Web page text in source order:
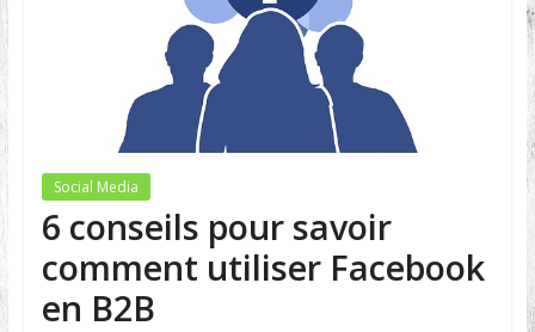
Social Media
6 conseils pour savoir
comment utiliser Facebook
en B2B